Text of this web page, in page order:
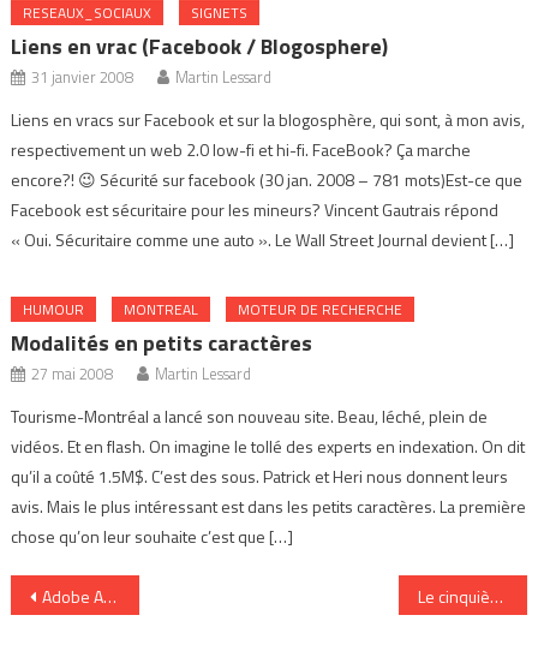
RESEAUX_SOCIAUX SIGNETS
Liens en vrac (Facebook / Blogosphere)
31 janvier 2008 Martin Lessard
Liens en vracs sur Facebook et sur la blogosphère, qui sont, à mon avis,
respectivement un web 2.0 low-fi et hi-fi. FaceBook? Ça marche
encore?! 😉 Sécurité sur facebook (30 jan. 2008 – 781 mots)Est-ce que
Facebook est sécuritaire pour les mineurs? Vincent Gautrais répond
« Oui. Sécuritaire comme une auto ». Le Wall Street Journal devient […]
HUMOUR MONTREAL MOTEUR DE RECHERCHE
Modalités en petits caractères
27 mai 2008 Martin Lessard
Tourisme-Montréal a lancé son nouveau site. Beau, léché, plein de
vidéos. Et en flash. On imagine le tollé des experts en indexation. On dit
qu’il a coûté 1.5M$. C’est des sous. Patrick et Heri nous donnent leurs
avis. Mais le plus intéressant est dans les petits caractères. La première
chose qu’on leur souhaite c’est que […]
Navigation
Adobe Apollo : l’émancipateur de sites web Le cinquième pouvoir